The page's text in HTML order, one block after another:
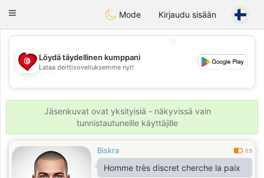
Tunisia Dating
Toggle
Mode Kirjaudu sisään
💖
💕
💕
Löydä täydellinen kumppani
Lataa deittisovelluksemme nyt!
Jäsenkuvat ovat yksityisiä - näkyvissä vain
tunnistautuneille käyttäjille
Biskra 0.5
Homme très discret cherche la paix